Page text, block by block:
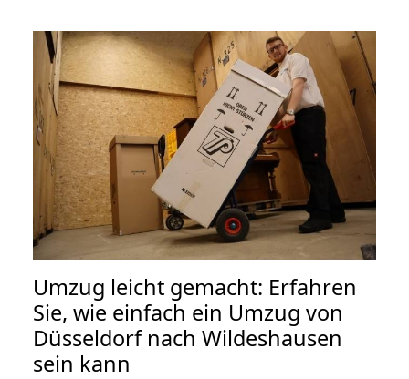
Umzug leicht gemacht: Erfahren
Sie, wie einfach ein Umzug von
Düsseldorf nach Wildeshausen
sein kann